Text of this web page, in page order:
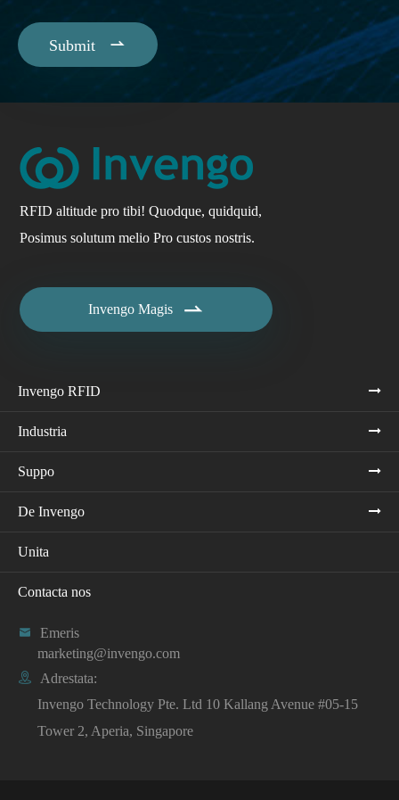
Submit 
RFID altitude pro tibi! Quodque, quidquid,
Posimus solutum melio Pro custos nostris.
Invengo Magis 
Invengo RFID
Industria
Suppo
De Invengo
Unita
Contacta nos

Emeris
marketing@invengo.com

Adrestata:
Invengo Technology Pte. Ltd 10 Kallang Avenue #05-15
Tower 2, Aperia, Singapore